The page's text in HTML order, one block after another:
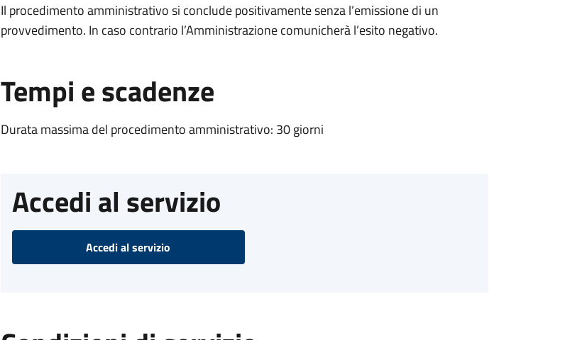
Il procedimento amministrativo si conclude positivamente senza l’emissione di un
provvedimento. In caso contrario l’Amministrazione comunicherà l’esito negativo.
Tempi e scadenze
Durata massima del procedimento amministrativo: 30 giorni
Accedi al servizio
Accedi al servizio